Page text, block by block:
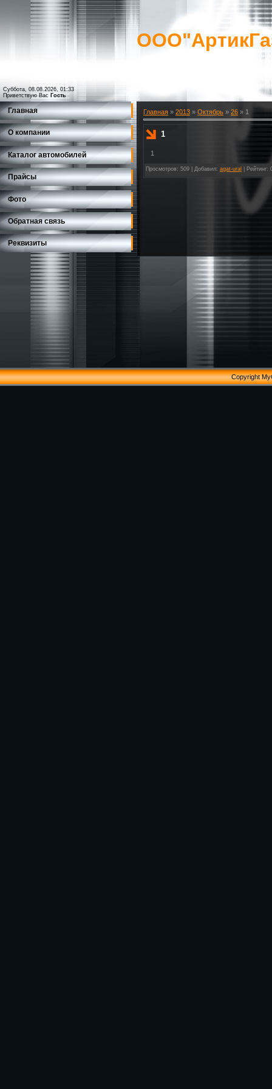
Суббота, 08.08.2026, 01:33
Приветствую Вас Гость
Главная
О компании
Каталог автомобилей
Прайсы
Фото
Обратная связь
Реквизиты
Главная » 2013 » Октябрь » 26 » 1
1
1
Просмотров: 509 | Добавил: agat-ural Рейтинг:
Copyright